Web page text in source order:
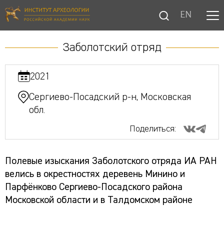
EN
Заболотский отряд
2021
Сергиево-Посадский р-н, Московская
обл.
Поделиться:
Полевые изыскания Заболотского отряда ИА РАН
велись в окрестностях деревень Минино и
Парфёнково Сергиево-Посадского района
Московской области и в Талдомском районе